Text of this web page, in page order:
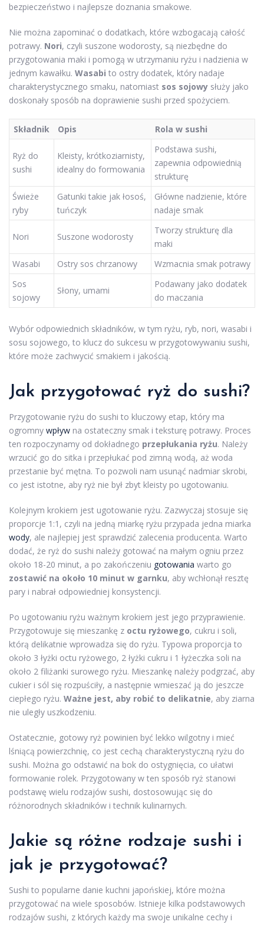
bezpieczeństwo i najlepsze doznania smakowe.
Nie można zapominać o dodatkach, które wzbogacają całość
potrawy. Nori, czyli suszone wodorosty, są niezbędne do
przygotowania maki i pomogą w utrzymaniu ryżu i nadzienia w
jednym kawałku. Wasabi to ostry dodatek, który nadaje
charakterystycznego smaku, natomiast sos sojowy służy jako
doskonały sposób na doprawienie sushi przed spożyciem.
Składnik Opis Rola w sushi
Ryż do
sushi
Kleisty, krótkoziarnisty,
idealny do formowania
Podstawa sushi,
zapewnia odpowiednią
strukturę
Świeże
ryby
Gatunki takie jak łosoś,
tuńczyk
Główne nadzienie, które
nadaje smak
Nori Suszone wodorosty
Tworzy strukturę dla
maki
Wasabi
Ostry sos chrzanowy
Wzmacnia smak potrawy
Sos
sojowy
Słony, umami
Podawany jako dodatek
do maczania
Wybór odpowiednich składników, w tym ryżu, ryb, nori, wasabi i
sosu sojowego, to klucz do sukcesu w przygotowywaniu sushi,
które może zachwycić smakiem i jakością.
Jak przygotować ryż do sushi?
Przygotowanie ryżu do sushi to kluczowy etap, który ma
ogromny wpływ na ostateczny smak i teksturę potrawy. Proces
ten rozpoczynamy od dokładnego przepłukania ryżu. Należy
wrzucić go do sitka i przepłukać pod zimną wodą, aż woda
przestanie być mętna. To pozwoli nam usunąć nadmiar skrobi,
co jest istotne, aby ryż nie był zbyt kleisty po ugotowaniu.
Kolejnym krokiem jest ugotowanie ryżu. Zazwyczaj stosuje się
proporcje 1:1, czyli na jedną miarkę ryżu przypada jedna miarka
wody, ale najlepiej jest sprawdzić zalecenia producenta. Warto
dodać, że ryż do sushi należy gotować na małym ogniu przez
około 18-20 minut, a po zakończeniu gotowania warto go
zostawić na około 10 minut w garnku, aby wchłonął resztę
pary i nabrał odpowiedniej konsystencji.
Po ugotowaniu ryżu ważnym krokiem jest jego przyprawienie.
Przygotowuje się mieszankę z octu ryżowego, cukru i soli,
którą delikatnie wprowadza się do ryżu. Typowa proporcja to
około 3 łyżki octu ryżowego, 2 łyżki cukru i 1 łyżeczka soli na
około 2 filiżanki surowego ryżu. Mieszankę należy podgrzać, aby
cukier i sól się rozpuściły, a następnie wmieszać ją do jeszcze
ciepłego ryżu. Ważne jest, aby robić to delikatnie, aby ziarna
nie uległy uszkodzeniu.
Ostatecznie, gotowy ryż powinien być lekko wilgotny i mieć
lśniącą powierzchnię, co jest cechą charakterystyczną ryżu do
sushi. Można go odstawić na bok do ostygnięcia, co ułatwi
formowanie rolek. Przygotowany w ten sposób ryż stanowi
podstawę wielu rodzajów sushi, dostosowując się do
różnorodnych składników i technik kulinarnych.
Jakie są różne rodzaje sushi i
jak je przygotować?
Sushi to popularne danie kuchni japońskiej, które można
przygotować na wiele sposobów. Istnieje kilka podstawowych
rodzajów sushi, z których każdy ma swoje unikalne cechy i